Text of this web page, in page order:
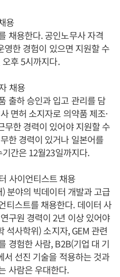
용
채용한다. 공인노무사 자격
영한 경험이 있으면 지원할 수
후 5시까지다.
채용
출하 승인과 입고 관리를 담
면허 소지자로 의약품 제조·
무한 경력이 있어야 지원할 수
한 경력이 있거나 일본어를
간은 12월23일까지다.
사이언티스트 채용
분야의 빅데이터 개발과 고급
티스트를 채용한다. 데이터 사
구원 경력이 2년 이상 있어야
석사학위) 소지자, GEM 관련
경험한 사람, B2B(기업 대 기
서 선진 기술을 적용하는 것과
사람은 우대한다.